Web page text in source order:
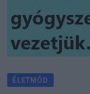
ÉLETMÓD